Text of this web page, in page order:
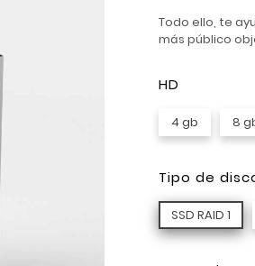
Todo ello, te
más público
HD
4 gb 8
Tipo de
SSD RAID 1